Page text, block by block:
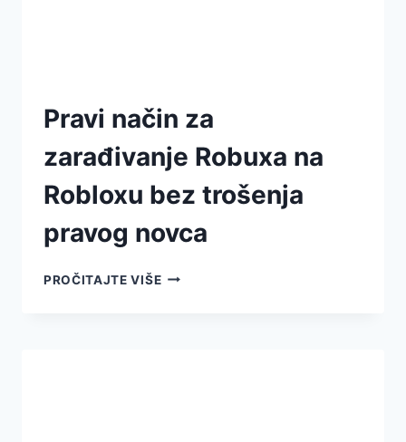
Pravi način za
zarađivanje Robuxa na
Robloxu bez trošenja
pravog novca
PROČITAJTE VIŠE